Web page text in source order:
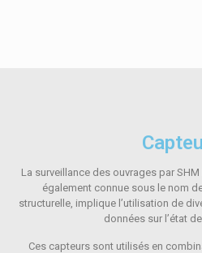
La surveillance des ouvrages par
également connue sous le nom
structurelle, implique l’utilisation de
données sur l’état
Ces capteurs sont utilisés en